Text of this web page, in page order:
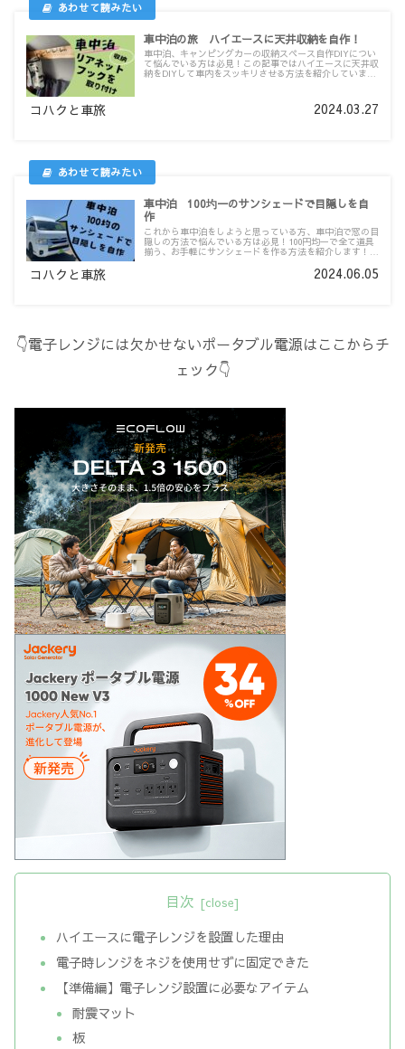
車中泊の旅 ハイエースに天井収納を自作！
車中泊、キャンピングカーの収納スペース自作DIYについ
て悩んでいる方は必見！この記事ではハイエースに天井収
納をDIYして車内をスッキリさせる方法を紹介していま
コハクと車旅 2024.03.27
車中泊 100圴一のサンシェードで目隠しを自
作
これから車中泊をしようと思っている方、車中泊で窓の目
隠しの方法で悩んでいる方は必見！100円均一で全て道具
揃う、お手軽にサンシェードを作る方法を紹介します！車
コハクと車旅 2024.06.05
👇電子レンジには欠かせないポータブル電源はここからチ
ェック👇
目次
ハイエースに電子レンジを設置した理由
電子時レンジをネジを使用せずに固定できた
【準備編】電子レンジ設置に必要なアイテム
耐震マット
板